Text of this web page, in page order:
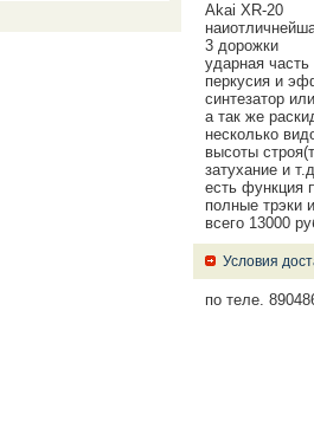
Akai XR-20
3 дорожки
ударная часть
перкусия и
синтезатор
а так же
несколько
высоты
затухание и
есть функция
полные трэки
всего 13000
Условия
по теле.